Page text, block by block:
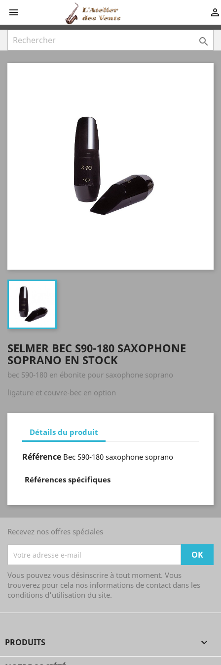
 

SELMER BEC S90-180 SAXOPHONE
SOPRANO EN STOCK
bec S90-180 en ébonite pour saxophone soprano
ligature et couvre-bec en option
Détails du produit
Référence Bec S90-180 saxophone soprano
Références spécifiques
Recevez nos offres spéciales
Vous pouvez vous désinscrire à tout moment. Vous
trouverez pour cela nos informations de contact dans les
conditions d'utilisation du site.
PRODUITS 